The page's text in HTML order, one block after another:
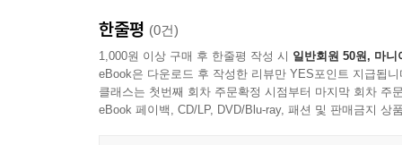
버려진 동물들의 쉼터인 동물 보호소에서 화재가
아빠를 도와 구조된 동물들을 치료하던 마리는
한줄평 (0건)
1,000원 이상 구매 후 한줄평 작성 시 일반회원 50원, 마니
eBook은 다운로드 후 작성한 리뷰만 YES포인트 지급됩니
클래스는 첫번째 회차 주문확정 시점부터 마지막 회차 주
eBook 페이백, CD/LP, DVD/Blu-ray, 패션 및 판매금지 상